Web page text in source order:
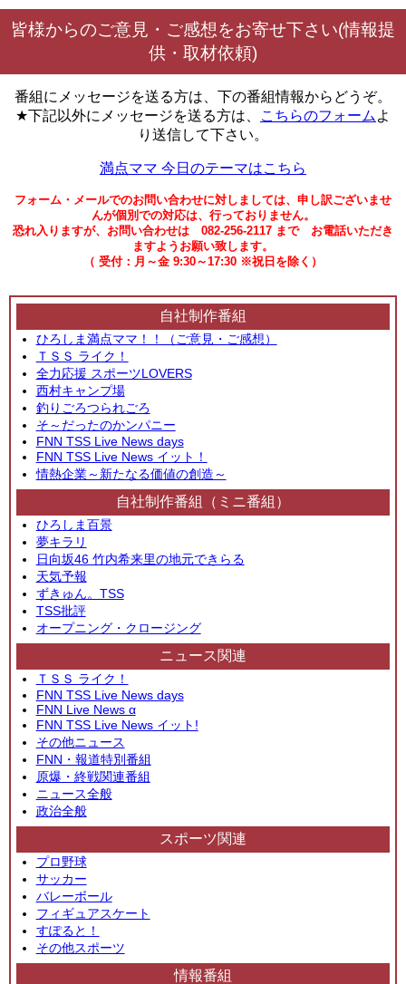
皆様からのご意見・ご感想をお寄せ下さい(情報提
供・取材依頼)
番組にメッセージを送る方は、下の番組情報からどうぞ。
★下記以外にメッセージを送る方は、
こちらのフォーム よ
り送信して下さい。
満点ママ 今日のテーマはこちら
フォーム・メールでのお問い合わせに対しましては、申し訳ございませ
んが個別での対応は、行っておりません。
恐れ入りますが、お問い合わせは 082-256-2117 まで お電話いただき
ますようお願い致します。
（ 受付：月～金 9:30～17:30 ※祝日を除く）
自社制作番組
ひろしま満点ママ！！（ご意見・ご感想）
ＴＳＳ ライク！
全力応援 スポーツLOVERS
西村キャンプ場
釣りごろつられごろ
そ～だったのかンパニー
FNN TSS Live News days
FNN TSS Live News イット！
情熱企業～新たなる価値の創造～
自社制作番組（ミニ番組）
ひろしま百景
夢キラリ
日向坂46 竹内希来里の地元できらる
天気予報
ずきゅん。TSS
TSS批評
オープニング・クロージング
ニュース関連
ＴＳＳ ライク！
FNN TSS Live News days
FNN Live News α
FNN TSS Live News イット!
その他ニュース
FNN・報道特別番組
原爆・終戦関連番組
ニュース全般
政治全般
スポーツ関連
プロ野球
サッカー
バレーボール
フィギュアスケート
すぽると！
その他スポーツ
情報番組